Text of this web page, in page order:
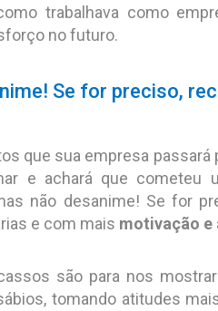
trabalhava como
no futuro.
Se for preciso,
que sua empresa
e achará que cometeu
não desanime! Se for
e com mais motivação e
são para nos
tomando atitudes